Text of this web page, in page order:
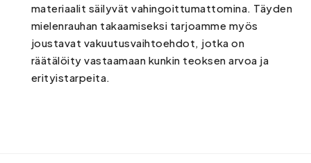
materiaalit säilyvät vahingoittumattomina. Täyden
mielenrauhan takaamiseksi tarjoamme myös
joustavat vakuutusvaihtoehdot, jotka on
räätälöity vastaamaan kunkin teoksen arvoa ja
erityistarpeita.